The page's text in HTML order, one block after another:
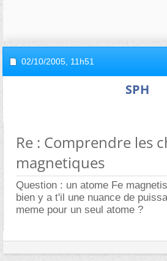
02/10/2005, 11h51
SPH
Re : Comprendre les
magnetiques
Question : un atome Fe
bien y a t'il une nuance de
meme pour un seul atome ?